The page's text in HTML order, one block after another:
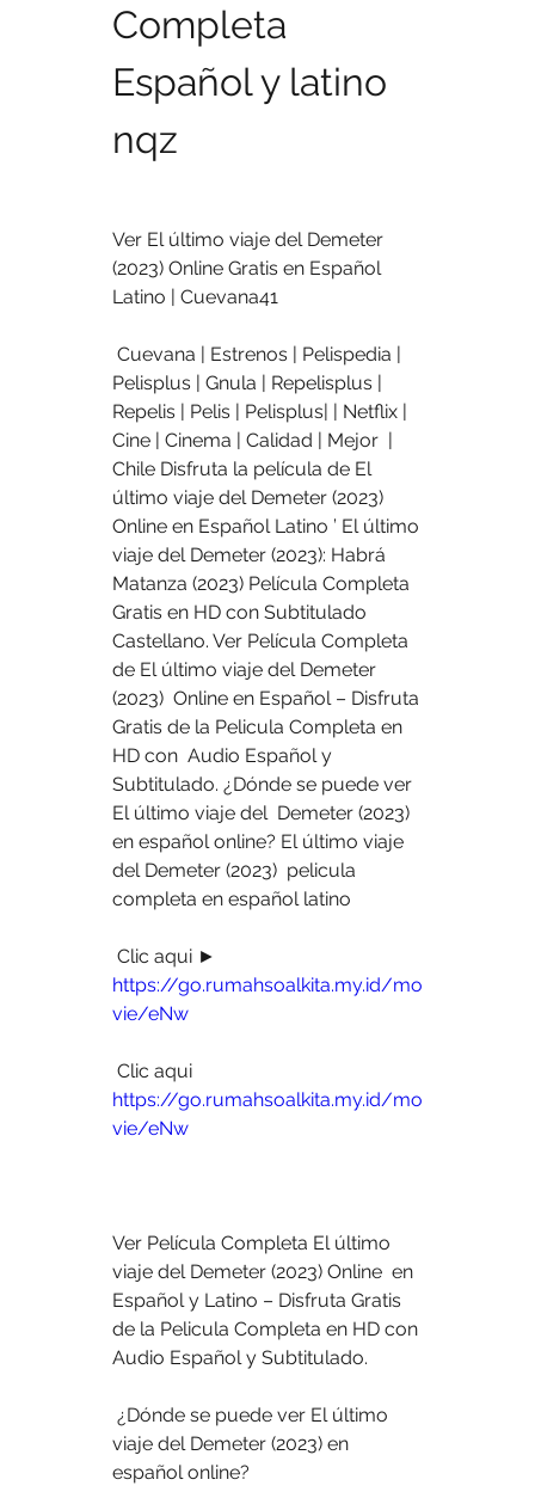
Completa
Español y latino
nqz
Ver El último viaje del Demeter
(2023) Online Gratis en Español
Latino | Cuevana41
Pelisplus | Gnula | Repelisplus |
Repelis | Pelis | Pelisplus| | Netflix |
Cine | Cinema | Calidad | Mejor  |
Chile Disfruta la película de El
último viaje del Demeter (2023)
Online en Español Latino ’ El último
viaje del Demeter (2023): Habrá
Matanza (2023) Película Completa
Gratis en HD con Subtitulado
Castellano. Ver Película Completa
de El último viaje del Demeter
(2023)  Online en Español – Disfruta
Gratis de la Pelicula Completa en
HD con  Audio Español y
Subtitulado. ¿Dónde se puede ver
El último viaje del  Demeter (2023)
en español online? El último viaje
del Demeter (2023)  pelicula
completa en español latino
https://go.rumahsoalkita.my.id/mo
vie/eNw
https://go.rumahsoalkita.my.id/mo
vie/eNw
Ver Película Completa El último
viaje del Demeter (2023) Online  en
Español y Latino – Disfruta Gratis
de la Pelicula Completa en HD con
Audio Español y Subtitulado.
viaje del Demeter (2023) en
español online?